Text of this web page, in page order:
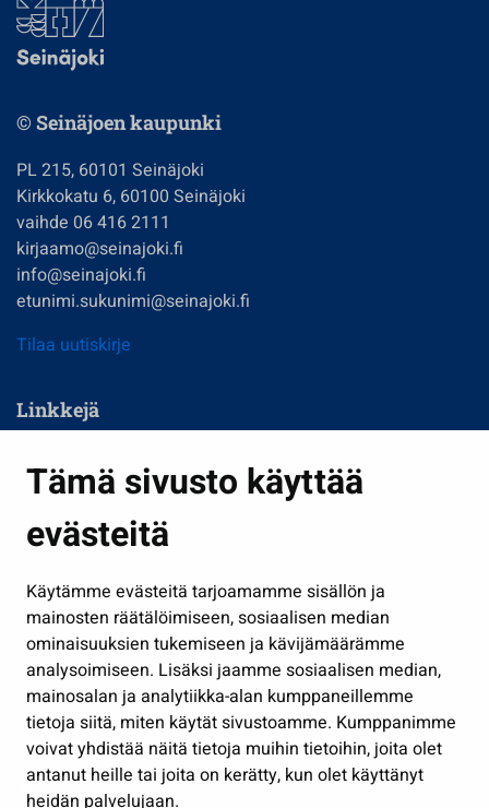
Tämä sivusto käyttää
evästeitä
Käytämme evästeitä tarjoamamme sisällön ja
mainosten räätälöimiseen, sosiaalisen median
ominaisuuksien tukemiseen ja kävijämäärämme
analysoimiseen. Lisäksi jaamme sosiaalisen median,
mainosalan ja analytiikka-alan kumppaneillemme
tietoja siitä, miten käytät sivustoamme. Kumppanimme
voivat yhdistää näitä tietoja muihin tietoihin, joita olet
antanut heille tai joita on kerätty, kun olet käyttänyt
heidän palvelujaan.
© Seinäjoen kaupunki
PL 215, 60101 Seinäjoki
Kirkkokatu 6, 60100 Seinäjoki
vaihde 06 416 2111
kirjaamo@seinajoki.fi
info@seinajoki.fi
etunimi.sukunimi@seinajoki.fi
Tilaa uutiskirje
Linkkejä
Kasvatus ja opetus
Kulttuuri ja liikunta
Työ ja yrittäminen
Osallistu ja asioi
Näytä omat evästeasetukseni
Seuraa meitä